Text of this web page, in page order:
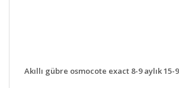
DETAYLAR
Akıllı gübre osmocote exact 8-9 aylık 15-